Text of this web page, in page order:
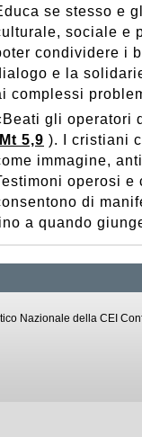
se stesso e
sociale e
condividere i
e la
complessi
gli operatori
Mt 5,9 ). I cristiani
immagine,
operosi
di
a quando
Nazionale della CEI